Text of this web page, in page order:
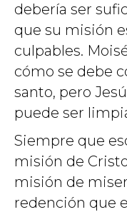
debería ser
que su misión
culpables.
cómo se debe
santo, pero
puede ser
Siempre que
misión de
misión de
redención que